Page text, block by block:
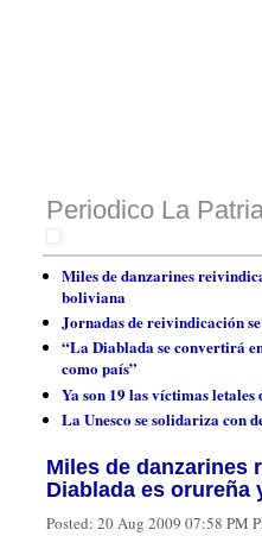
Periodico La
Miles de danzarines
boliviana
Jornadas de reivindicación
“La Diablada se convertirá
como país”
Ya son 19 las víctimas
La Unesco se solidariza con
Miles de danzarines
Diablada es orureña
Posted: 20 Aug 2009 07:58 PM